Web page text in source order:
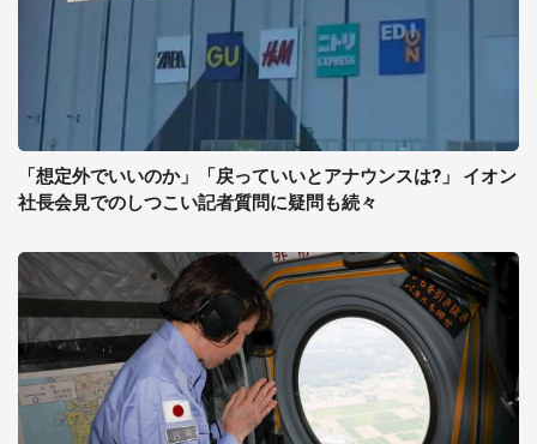
「想定外でいいのか」「戻っていいとアナウンスは?」 イオン
社長会見でのしつこい記者質問に疑問も続々